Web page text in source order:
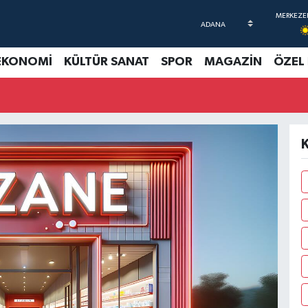
KÜLTÜR SANAT SPOR MAGAZİN ÖZEL